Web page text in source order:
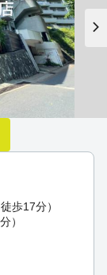
徒歩17分）
）